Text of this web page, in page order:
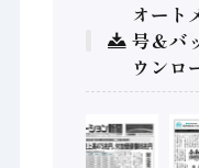
オート
号＆バ
ウンロ